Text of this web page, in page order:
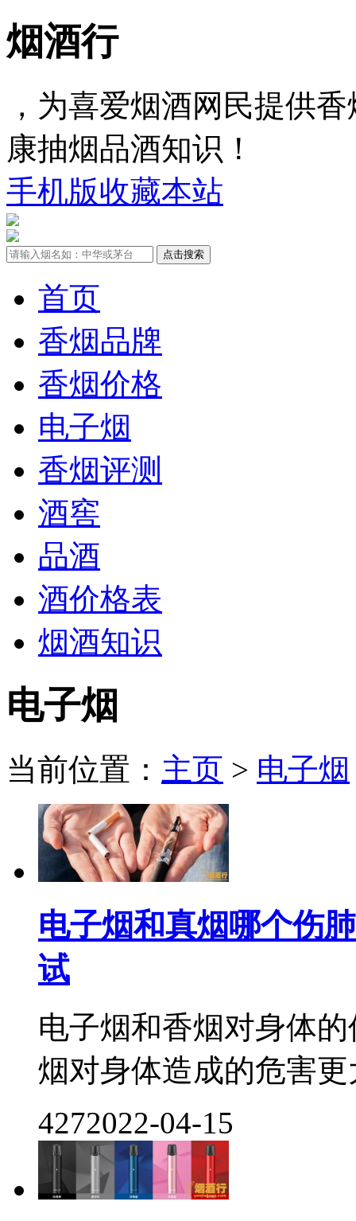
烟酒行
，为喜爱烟酒网民提供
康抽烟品酒知识！
手机版收藏本站
首页
香烟品牌
香烟价格
电子烟
香烟评测
酒窖
品酒
酒价格表
烟酒知识
电子烟
当前位置： 主页 > 电子烟
电子烟和真烟哪个伤
试
电子烟和香烟对身体
烟对身体造成的危害
4272022-04-15